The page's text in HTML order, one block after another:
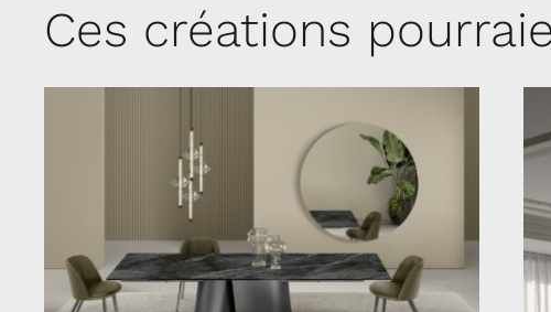
Ces créations